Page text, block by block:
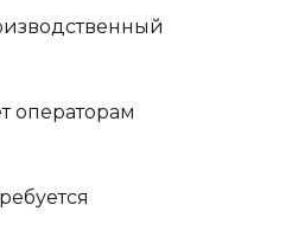
операторам